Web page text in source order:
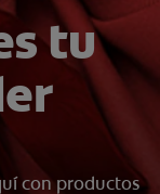
CL (ES)
SUSCRÍBASE
tu
con productos